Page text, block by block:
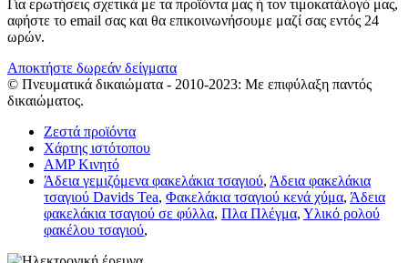
Για ερωτήσεις σχετικά με τα προϊόντα μας ή τον τιμοκατάλογό μας,
αφήστε το email σας και θα επικοινωνήσουμε μαζί σας εντός 24
ωρών.
Αποκτήστε δωρεάν δείγματα
© Πνευματικά δικαιώματα - 2010-2023: Με επιφύλαξη παντός
δικαιώματος.
Ζεστά προϊόντα
Χάρτης ιστότοπου
AMP Κινητό
Άδεια γεμιζόμενα φακελάκια τσαγιού, Άδεια φακελάκια
τσαγιού Davids Tea, Φακελάκια τσαγιού κενά χύμα, Άδεια
φακελάκια τσαγιού σε φύλλα, Πλα Πλέγμα, Υλικό ρολού
φακέλου τσαγιού,